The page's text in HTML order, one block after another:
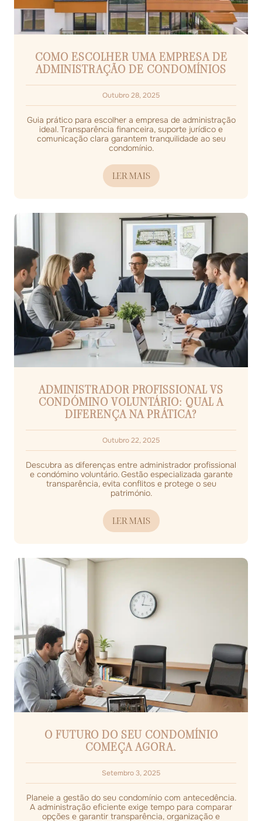
COMO ESCOLHER UMA EMPRESA DE
ADMINISTRAÇÃO DE CONDOMÍNIOS
Outubro 28, 2025
Guia prático para escolher a empresa de administração
ideal. Transparência financeira, suporte jurídico e
comunicação clara garantem tranquilidade ao seu
condomínio.
LER MAIS
ADMINISTRADOR PROFISSIONAL VS
CONDÓMINO VOLUNTÁRIO: QUAL A
DIFERENÇA NA PRÁTICA?
Outubro 22, 2025
Descubra as diferenças entre administrador profissional
e condómino voluntário. Gestão especializada garante
transparência, evita conflitos e protege o seu
património.
LER MAIS
O FUTURO DO SEU CONDOMÍNIO
COMEÇA AGORA.
Setembro 3, 2025
Planeie a gestão do seu condomínio com antecedência.
A administração eficiente exige tempo para comparar
opções e garantir transparência, organização e